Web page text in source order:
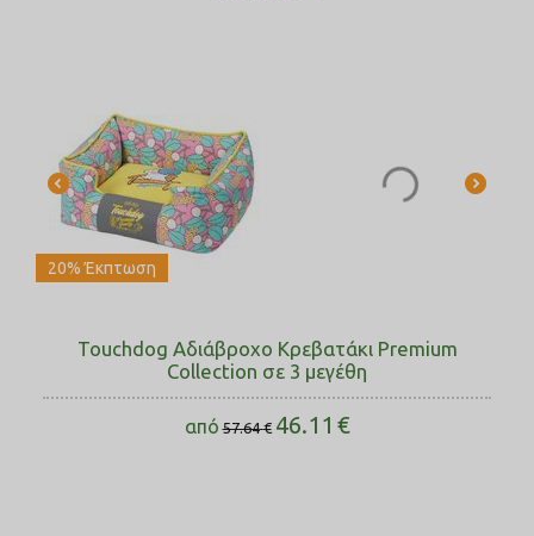
20% Έκπτωση
Touchdog Αδιάβροχο Κρεβατάκι Premium
Collection σε 3 μεγέθη
από 57.64 € 46.11 €